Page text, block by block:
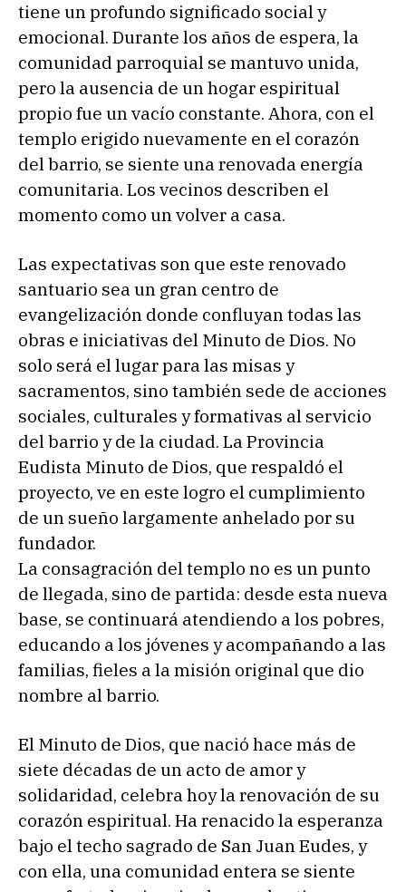
tiene un profundo significado social y
emocional. Durante los años de espera, la
comunidad parroquial se mantuvo unida,
pero la ausencia de un hogar espiritual
propio fue un vacío constante. Ahora, con el
templo erigido nuevamente en el corazón
del barrio, se siente una renovada energía
comunitaria. Los vecinos describen el
momento como un volver a casa.
Las expectativas son que este renovado
santuario sea un gran centro de
evangelización donde confluyan todas las
obras e iniciativas del Minuto de Dios. No
solo será el lugar para las misas y
sacramentos, sino también sede de acciones
sociales, culturales y formativas al servicio
del barrio y de la ciudad. La Provincia
Eudista Minuto de Dios, que respaldó el
proyecto, ve en este logro el cumplimiento
de un sueño largamente anhelado por su
fundador.
La consagración del templo no es un punto
de llegada, sino de partida: desde esta nueva
base, se continuará atendiendo a los pobres,
educando a los jóvenes y acompañando a las
familias, fieles a la misión original que dio
nombre al barrio.
El Minuto de Dios, que nació hace más de
siete décadas de un acto de amor y
solidaridad, celebra hoy la renovación de su
corazón espiritual. Ha renacido la esperanza
bajo el techo sagrado de San Juan Eudes, y
con ella, una comunidad entera se siente